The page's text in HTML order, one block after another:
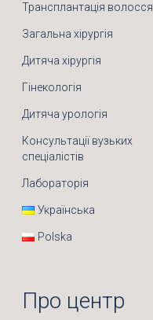
Трансплантація волосся
Загальна хірургія
Дитяча хірургія
Гінекологія
Дитяча урологія
Консультації вузьких
спеціалістів
Лабораторія
Українська
Polska
Про центр